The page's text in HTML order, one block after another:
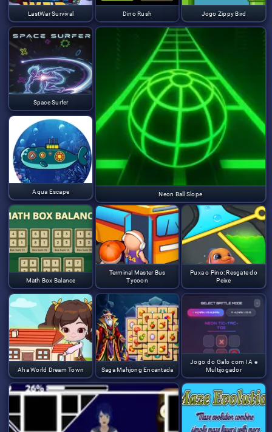
LastWar Survival Dino Rush Jogo Zippy Bird
Space Surfer
Neon Ball Slope
Aqua Escape
Math Box Balance
Terminal Master Bus
Tycoon
Puxa o Pino: Resgate do
Peixe
Aha World Dream Town Saga Mahjong Encantada
Jogo do Galo com IA e
Multijogador